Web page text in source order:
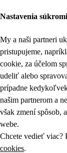
Nastavenia
My a naši partneri
pristupujeme,
cookie, za účelom
udeliť alebo
prípadne
našim partnerom a
však zmení spôsob,
webe.
Chcete vedieť viac?
cookies.